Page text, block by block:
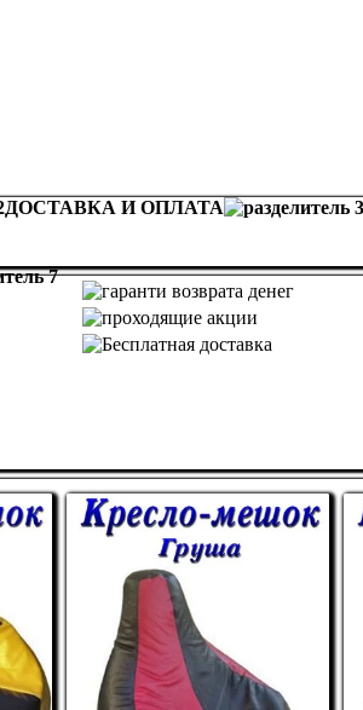
ДОСТАВКА И ОПЛАТА